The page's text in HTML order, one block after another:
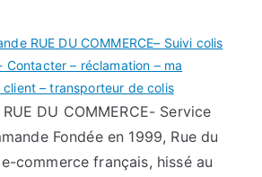
RUE DU COMMERCE– Suivi colis
Contacter – réclamation – ma
– transporteur de colis
DU COMMERCE- Service
Fondée en 1999, Rue du
commerce français, hissé au